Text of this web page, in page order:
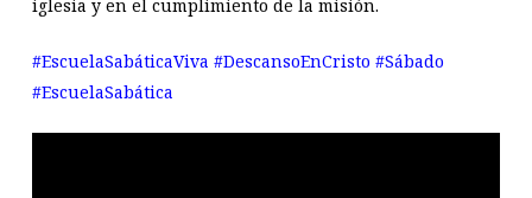
iglesia y en el cumplimiento de la misión.
#EscuelaSabáticaViva #DescansoEnCristo #Sábado
#EscuelaSabática